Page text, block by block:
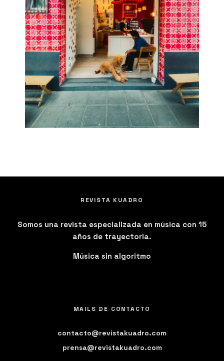
REVISTA KUADRO
Somos una revista especializada en música con 15
años de trayectoria.
Música sin algoritmo
MAILS DE CONTACTO
contacto@revistakuadro.com
prensa@revistakuadro.com